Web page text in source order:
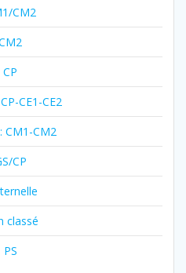
CM2
CP
CE1-CE2
CM1-CM2
CP
classé
PS